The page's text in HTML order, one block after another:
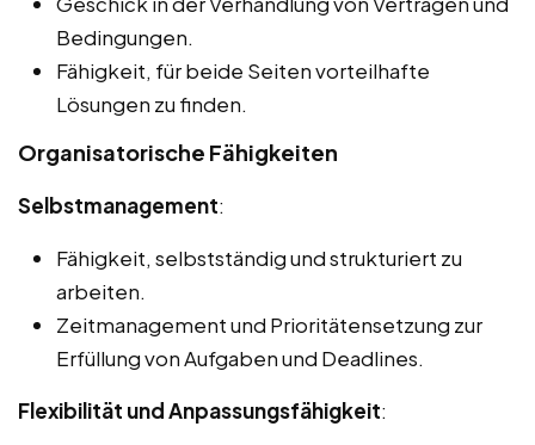
Bedingungen.
Fähigkeit, für beide Seiten vorteilhafte
Lösungen zu finden.
Organisatorische Fähigkeiten
Selbstmanagement:
Fähigkeit, selbstständig und strukturiert zu
arbeiten.
Zeitmanagement und Prioritätensetzung zur
Erfüllung von Aufgaben und Deadlines.
Flexibilität und Anpassungsfähigkeit: